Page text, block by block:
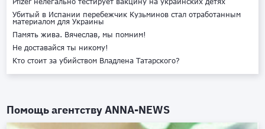
Убитый в Испании перебежчик Кузьминов стал отработанным
материалом для Украины
Память жива. Вячеслав, мы помним!
Не доставайся ты никому!
Кто стоит за убийством Владлена Татарского?
Помощь агентствуANNA-NEWS